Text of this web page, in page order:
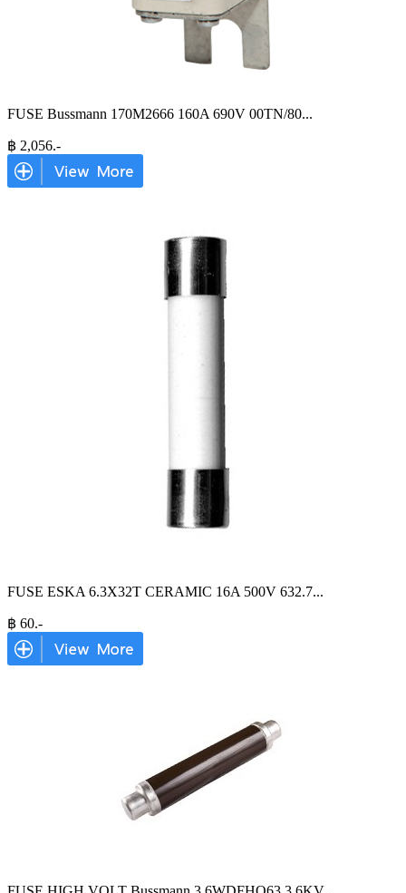
FUSE Bussmann 170M2666 160A 690V 00TN/80...
฿ 2,056.-
FUSE ESKA 6.3X32T CERAMIC 16A 500V 632.7...
฿ 60.-